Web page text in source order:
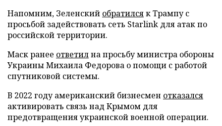
Напомним, Зеленский обратилсяк Трампу с
просьбой задействовать сеть Starlink для атак по
российской территории.
Маск ранее ответилна просьбу министра обороны
Украины Михаила Федорова о помощи с работой
спутниковой системы.
В 2022 году американский бизнесмен отказался
активировать связь над Крымом для
предотвращения украинской военной операции.